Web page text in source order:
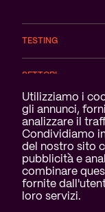
Notifica
Utilizziamo i
gli annunci,
analizzare il
Condividiamo
del nostro sito
pubblicità e
combinare
fornite
loro servizi.
TESTING
SETTORI
SERVIZI
CHI SIAMO